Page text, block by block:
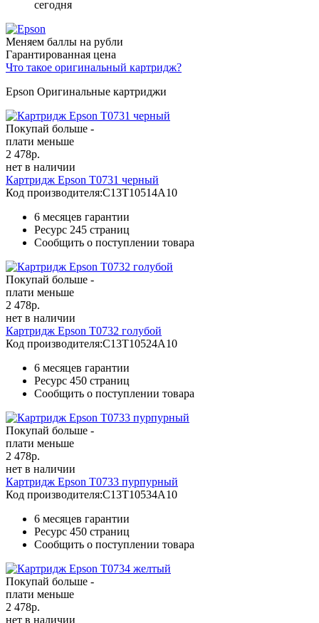
сегодня
Меняем баллы на рубли
Гарантированная цена
Что такое оригинальный картридж?
Epson Оригинальные картриджи
Покупай больше -
плати меньше
2 478р.
нет в наличии
Картридж Epson T0731 черный
Код производителя:C13T10514A10
6 месяцев гарантии
Ресурс 245 страниц
Сообщить о поступлении товара
Покупай больше -
плати меньше
2 478р.
нет в наличии
Картридж Epson T0732 голубой
Код производителя:C13T10524A10
6 месяцев гарантии
Ресурс 450 страниц
Сообщить о поступлении товара
Покупай больше -
плати меньше
2 478р.
нет в наличии
Картридж Epson T0733 пурпурный
Код производителя:C13T10534A10
6 месяцев гарантии
Ресурс 450 страниц
Сообщить о поступлении товара
Покупай больше -
плати меньше
2 478р.
нет в наличии